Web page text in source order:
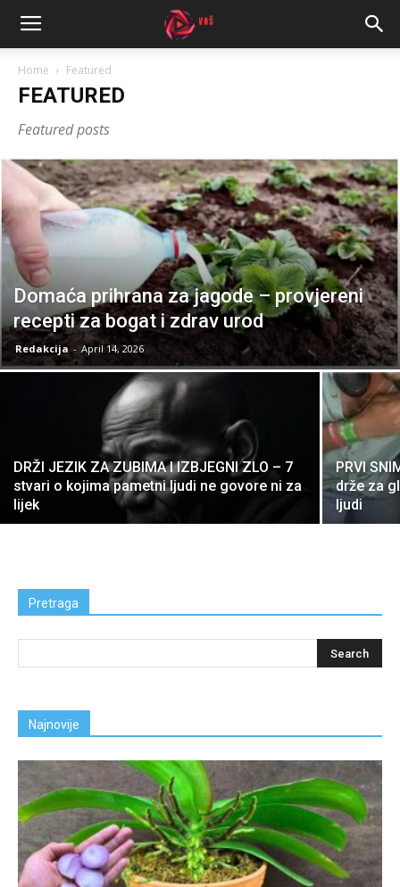
Home Featured
FEATURED
Featured posts
Domaća prihrana za jagode – provjereni
recepti za bogat i zdrav urod
Redakcija - April 14, 2026
DRŽI JEZIK ZA ZUBIMA I IZBJEGNI ZLO – 7
stvari o kojima pametni ljudi ne govore ni za
lijek
PRVI
drže za
ljudi
Pretraga
Najnovije